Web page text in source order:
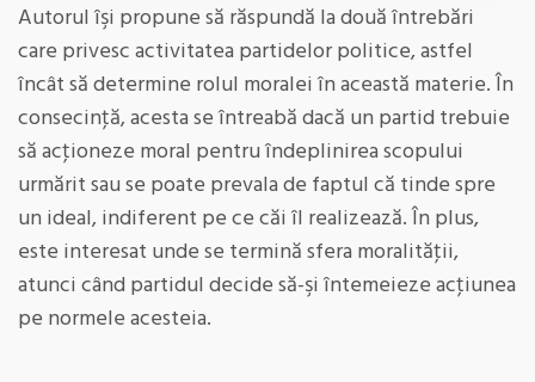
Autorul îşi propune să răspundă la două întrebări
care privesc activitatea partidelor politice, astfel
încât să determine rolul moralei în această materie. În
consecinţă, acesta se întreabă dacă un partid trebuie
să acţioneze moral pentru îndeplinirea scopului
urmărit sau se poate prevala de faptul că tinde spre
un ideal, indiferent pe ce căi îl realizează. În plus,
este interesat unde se termină sfera moralităţii,
atunci când partidul decide să-şi întemeieze acţiunea
pe normele acesteia.